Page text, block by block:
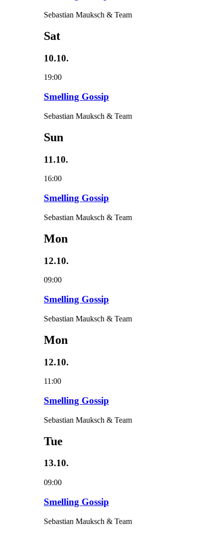
Sebastian Mauksch & Team
Sat
10.10.
19:00
Smelling Gossip
Sebastian Mauksch & Team
Sun
11.10.
16:00
Smelling Gossip
Sebastian Mauksch & Team
Mon
12.10.
09:00
Smelling Gossip
Sebastian Mauksch & Team
Mon
12.10.
11:00
Smelling Gossip
Sebastian Mauksch & Team
Tue
13.10.
09:00
Smelling Gossip
Sebastian Mauksch & Team